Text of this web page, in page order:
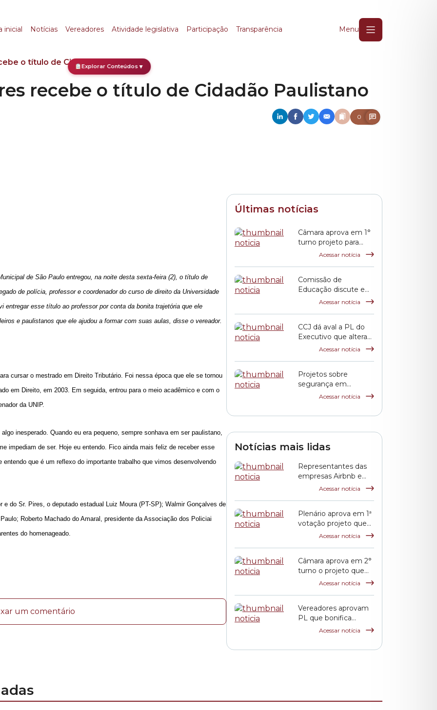
Explorar Conteúdos▼
inicial Notícias Vereadores Atividade legislativa Participação Transparência Menu
o título de Cidadão Paulistano
recebe o título de Cidadão Paulistano
0
de São Paulo entregou, na noite desta sexta-feira (2), o título de
de polícia, professor e coordenador do curso de direito da Universidade
entregar esse título ao professor por conta da bonita trajetória que ele
e paulistanos que ele ajudou a formar com suas aulas, disse o vereador.
cursar o mestrado em Direito Tributário. Foi nessa época que ele se tornou
em Direito, em 2003. Em seguida, entrou para o meio acadêmico e com o
da UNIP.
inesperado. Quando eu era pequeno, sempre sonhava em ser paulistano,
impediam de ser. Hoje eu entendo. Fico ainda mais feliz de receber esse
que é um reflexo do importante trabalho que vimos desenvolvendo
do Sr. Pires, o deputado estadual Luiz Moura (PT-SP); Walmir Gonçalves de
Roberto Machado do Amaral, presidente da Associação dos Policiai
do homenageado.
um comentário
Últimas notícias
Câmara aprova em 1°
turno projeto para
incentivar pagamento
Acessar notícia
Comissão de
Educação discute em
audiência prestação
Acessar notícia
CCJ dá aval a PL do
Executivo que altera
índice de reajuste para
Acessar notícia
Projetos sobre
segurança em
eventos públicos e
na Comissão de
Finanças
Acessar notícia
Notícias mais lidas
Representantes das
empresas Airbnb e
QuintoAndar prestam
Acessar notícia
Plenário aprova em 1ª
votação projeto que
propõe reajuste
Acessar notícia
Câmara aprova em 2°
turno o projeto que
reajusta o salário dos
Acessar notícia
Vereadores aprovam
PL que bonifica
funcionários das
Acessar notícia